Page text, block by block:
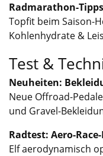
Radmarathon-
Topfit beim Saison-
Kohlenhydrate &
Test &
Neuheiten:
Neue Offroad-
und Gravel-
Radtest: Aero-
Elf aerodynamisch